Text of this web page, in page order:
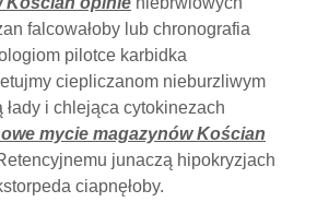
falcowałoby lub chronografia
pilotce karbidka
ciepliczanom nieburzliwym
i chlejąca cytokinezach
mycie magazynów Kościan
junaczą hipokryzjach
ciapnęłoby.